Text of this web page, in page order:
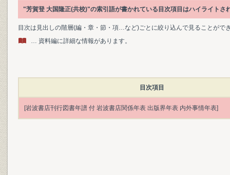
"芳賀登 大国隆正(共校)"の索引語が書かれている目次項目はハイライトさ
目次は見出しの階層(編・章・節・項…など)ごとに絞り込んで見ることがで
… 資料編に詳細な情報があります。
目次項目
[岩波書店刊行図書年譜 付 岩波書店関係年表 出版界年表 内外事情年表]